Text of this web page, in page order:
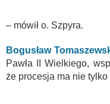
– mówił o. Szpyra.
Bogusław
Pawła II Wielkiego,
że procesja ma nie